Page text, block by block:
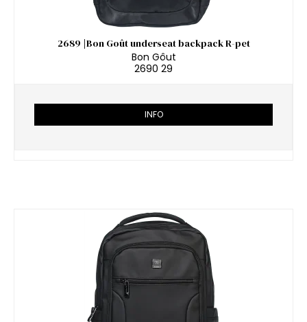
2689 |Bon Goût underseat backpack R-pet
Bon Gôut
2690 29
INFO